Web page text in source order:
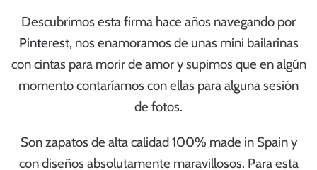
Descubrimos esta firma hace años navegando por
Pinterest, nos enamoramos de unas mini bailarinas
con cintas para morir de amor y supimos que en algún
momento contaríamos con ellas para alguna sesión
de fotos.
Son zapatos de alta calidad 100% made in Spain y
con diseños absolutamente maravillosos. Para esta